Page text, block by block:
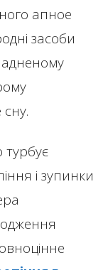
апное
засоби
турбує
і зупинки